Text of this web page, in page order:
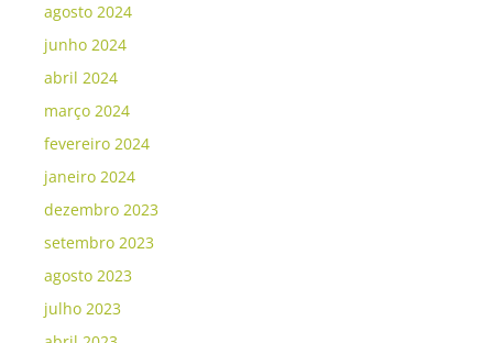
agosto 2024
junho 2024
abril 2024
março 2024
fevereiro 2024
janeiro 2024
dezembro 2023
setembro 2023
agosto 2023
julho 2023